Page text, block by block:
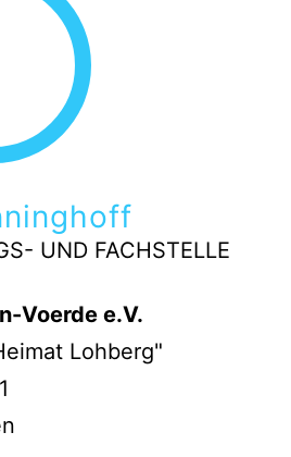
UND FACHSTELLE
Voerde e.V.
Lohberg"